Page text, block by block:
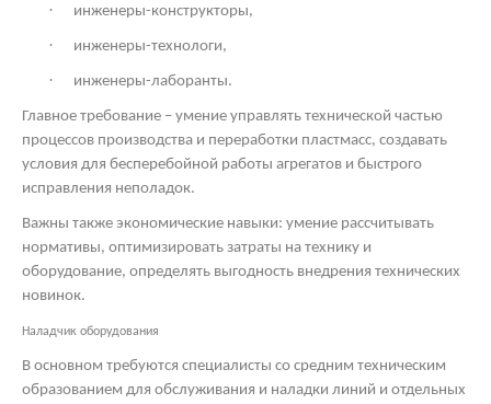
· инженеры-конструкторы,
· инженеры-технологи,
· инженеры-лаборанты.
Главное требование – умение управлять технической частью
процессов производства и переработки пластмасс, создавать
условия для бесперебойной работы агрегатов и быстрого
исправления неполадок.
Важны также экономические навыки: умение рассчитывать
нормативы, оптимизировать затраты на технику и
оборудование, определять выгодность внедрения технических
новинок.
Наладчик оборудования
В основном требуются специалисты со средним техническим
образованием для обслуживания и наладки линий и отдельных